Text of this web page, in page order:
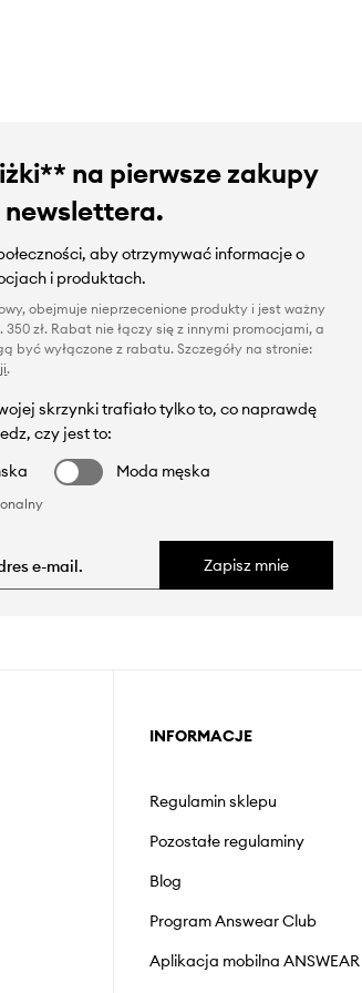
na pierwsze zakupy
newslettera.
aby otrzymywać informacje o
i produktach.
obejmuje nieprzecenione produkty i jest ważny
zł. Rabat nie łączy się z innymi promocjami, a
być wyłączone z rabatu. Szczegóły na stronie:
.
skrzynki trafiało tylko to, co naprawdę
czy jest to:
Moda męska
Zapisz mnie
INFORMACJE
Regulamin sklepu
Pozostałe regulaminy
Blog
Program Answear Club
Aplikacja mobilna ANSWEAR